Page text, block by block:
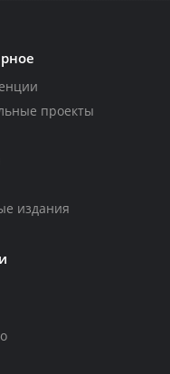
проекты
издания